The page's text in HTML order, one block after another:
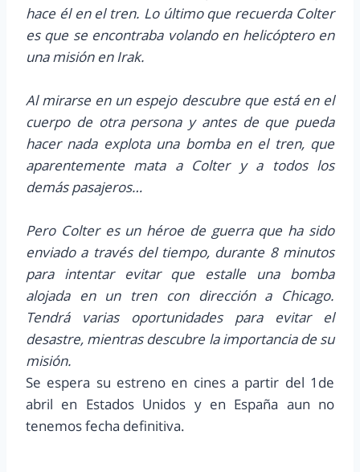
hace él en el tren. Lo último que recuerda Colter
es que se encontraba volando en helicóptero en
una misión en Irak.
Al mirarse en un espejo descubre que está en el
cuerpo de otra persona y antes de que pueda
hacer nada explota una bomba en el tren, que
aparentemente mata a Colter y a todos los
demás pasajeros…
Pero Colter es un héroe de guerra que ha sido
enviado a través del tiempo, durante 8 minutos
para intentar evitar que estalle una bomba
alojada en un tren con dirección a Chicago.
Tendrá varias oportunidades para evitar el
desastre, mientras descubre la importancia de su
misión.
Se espera su estreno en cines a partir del 1de
abril en Estados Unidos y en España aun no
tenemos fecha definitiva.